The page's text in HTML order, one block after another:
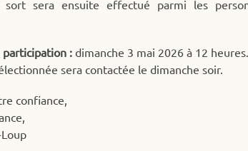
sera ensuite effectué parmi les
: dimanche 3 mai 2026 à 12 heures.
sera contactée le dimanche soir.
confiance,